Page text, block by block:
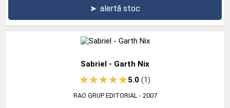
➤ alertă stoc
Sabriel - Garth Nix
5.0(1)
RAO GRUP EDITORIAL - 2007